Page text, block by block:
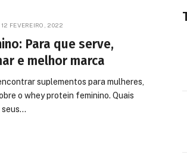
12 FEVEREIRO, 2022
Para que serve,
e melhor marca
suplementos para mulheres,
o whey protein feminino. Quais
seus…